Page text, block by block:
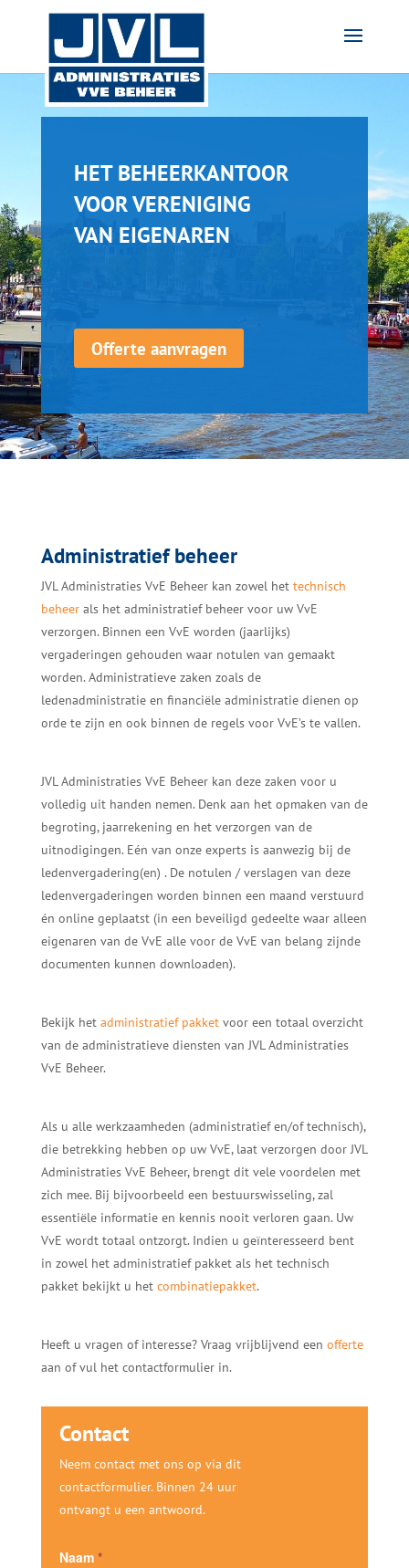
HET BEHEERKANTOOR
VOOR VERENIGING
VAN EIGENAREN
Offerte aanvragen
Administratief beheer
JVL Administraties VvE Beheer kan zowel het technisch
beheerals het administratief beheer voor uw VvE
verzorgen. Binnen een VvE worden (jaarlijks)
vergaderingen gehouden waar notulen van gemaakt
worden. Administratieve zaken zoals de
ledenadministratie en financiële administratie dienen op
orde te zijn en ook binnen de regels voor VvE’s te vallen.
JVL Administraties VvE Beheer kan deze zaken voor u
volledig uit handen nemen. Denk aan het opmaken van de
begroting, jaarrekening en het verzorgen van de
uitnodigingen. Eén van onze experts is aanwezig bij de
ledenvergadering(en) . De notulen / verslagen van deze
ledenvergaderingen worden binnen een maand verstuurd
én online geplaatst (in een beveiligd gedeelte waar alleen
eigenaren van de VvE alle voor de VvE van belang zijnde
documenten kunnen downloaden).
Bekijk het administratief pakketvoor een totaal overzicht
van de administratieve diensten van JVL Administraties
VvE Beheer.
Als u alle werkzaamheden (administratief en/of technisch),
die betrekking hebben op uw VvE, laat verzorgen door JVL
Administraties VvE Beheer, brengt dit vele voordelen met
zich mee. Bij bijvoorbeeld een bestuurswisseling, zal
essentiële informatie en kennis nooit verloren gaan. Uw
VvE wordt totaal ontzorgt. Indien u geïnteresseerd bent
in zowel het administratief pakket als het technisch
pakket bekijkt u het combinatiepakket.
Heeft u vragen of interesse? Vraag vrijblijvend een offerte
aan of vul het contactformulier in.
Contact
Neem contact met ons op via dit
contactformulier. Binnen 24 uur
ontvangt u een antwoord.
Naam *